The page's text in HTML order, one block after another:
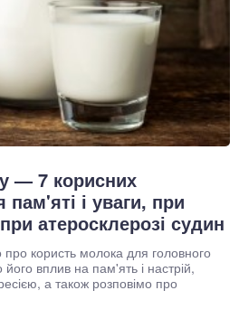
— 7 корисних
і уваги, при
атеросклерозі судин
про користь молока для головного
вплив на пам'ять і настрій,
а також розповімо про